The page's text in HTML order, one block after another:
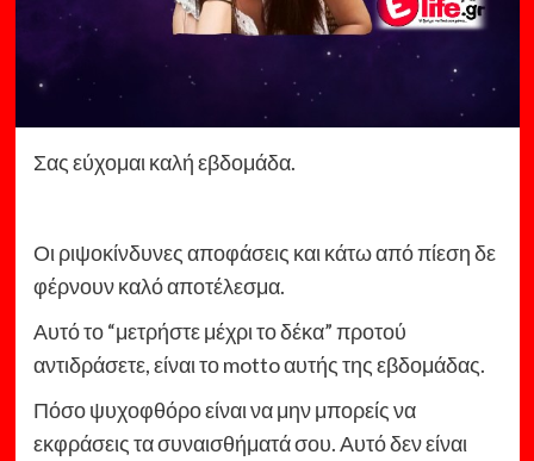
Σας εύχομαι καλή εβδομάδα.
Οι ριψοκίνδυνες αποφάσεις και κάτω από πίεση δε
φέρνουν καλό αποτέλεσμα.
Αυτό το “μετρήστε μέχρι το δέκα” προτού
αντιδράσετε, είναι το motto αυτής της εβδομάδας.
Πόσο ψυχοφθόρο είναι να μην μπορείς να
εκφράσεις τα συναισθήματά σου. Αυτό δεν είναι